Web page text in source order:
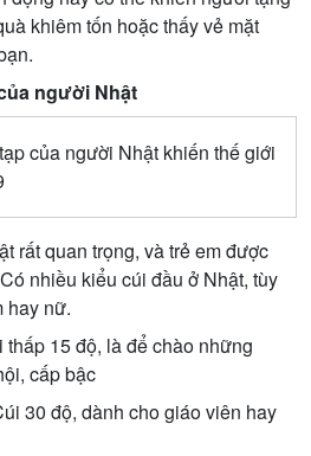
khiêm tốn hoặc thấy vẻ mặt
người Nhật
rất quan trọng, và trẻ em được
nhiều kiểu cúi đầu ở Nhật, tùy
hay nữ.
15 độ, là để chào những
cấp bậc
30 độ, dành cho giáo viên hay